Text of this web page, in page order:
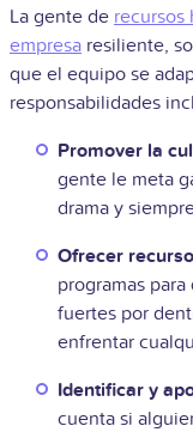
La gente de recursos
empresa resiliente,
que el equipo se
responsabilidades
Promover la
gente le meta
drama y
Ofrecer
programas
fuertes por
enfrentar
Identificar y
cuenta si